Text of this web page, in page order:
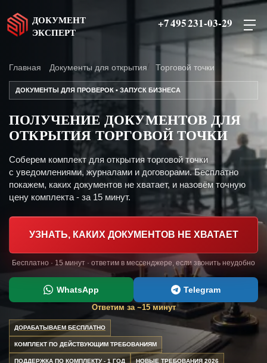
ДОКУМЕНТ
ЭКСПЕРТ
+7 495 231-03-29
Главная Документы для открытия Торговой точки
ДОКУМЕНТЫ ДЛЯ ПРОВЕРОК • ЗАПУСК БИЗНЕСА
ПОЛУЧЕНИЕ ДОКУМЕНТОВ ДЛЯ
ОТКРЫТИЯ ТОРГОВОЙ ТОЧКИ
Соберем комплект для открытия торговой точки
с уведомлениями, журналами и договорами. Бесплатно
покажем, каких документов не хватает, и назовём точную
цену комплекта - за 15 минут.
УЗНАТЬ, КАКИХ ДОКУМЕНТОВ НЕ ХВАТАЕТ
Бесплатно · 15 минут · ответим в мессенджере, если звонить неудобно
WhatsApp Telegram
Ответим за ~15 минут
ДОРАБАТЫВАЕМ БЕСПЛАТНО
КОМПЛЕКТ ПО ДЕЙСТВУЮЩИМ ТРЕБОВАНИЯМ
ПОДДЕРЖКА ПО КОМПЛЕКТУ - 1 ГОД НОВЫЕ ТРЕБОВАНИЯ 2026